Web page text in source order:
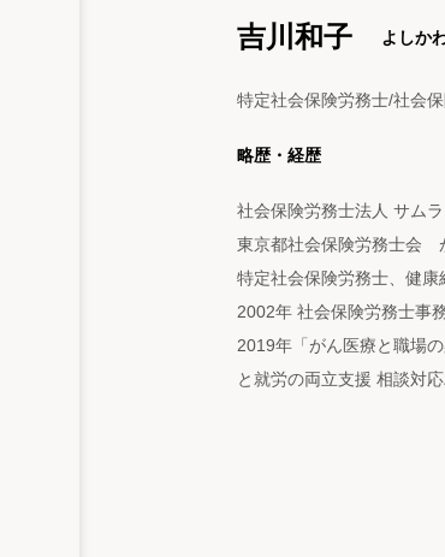
吉川和子 よしか
特定社会保険労務士/社会
略歴・経歴
社会保険労務士法人 サム
東京都社会保険労務士会
特定社会保険労務士、健
2002年 社会保険労務士事
2019年「がん医療と職場
と就労の両立支援 相談対